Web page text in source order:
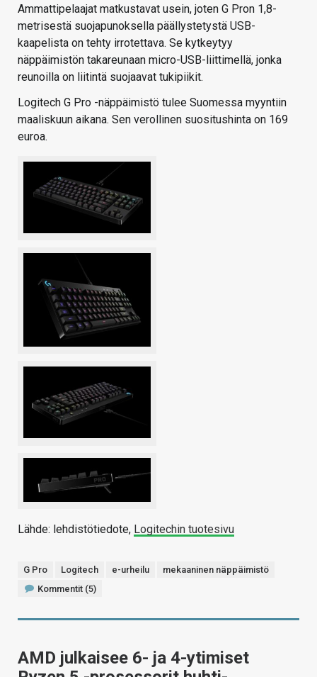
Ammattipelaajat matkustavat usein, joten G Pron 1,8-
metrisestä suojapunoksella päällystetystä USB-
kaapelista on tehty irrotettava. Se kytkeytyy
näppäimistön takareunaan micro-USB-liittimellä, jonka
reunoilla on liitintä suojaavat tukipiikit.
Logitech G Pro -näppäimistö tulee Suomessa myyntiin
maaliskuun aikana. Sen verollinen suositushinta on 169
euroa.
Lähde: lehdistötiedote, Logitechin tuotesivu
G Pro Logitech e-urheilu
mekaaninen näppäimistö
Kommentit (5)
AMD julkaisee 6- ja 4-ytimiset